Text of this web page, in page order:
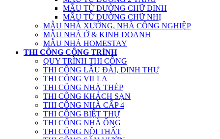
MẪU TỪ ĐƯỜNG CHỮ ĐINH
MẪU TỪ ĐƯỜNG CHỮ NHỊ
MẪU NHÀ XƯỞNG, NHÀ CÔNG NGHIỆP
MẪU NHÀ Ở & KINH DOANH
MẪU NHÀ HOMESTAY
THI CÔNG CÔNG TRÌNH
QUY TRÌNH THI CÔNG
THI CÔNG LÂU ĐÀI, DINH THỰ
THI CÔNG VILLA
THI CÔNG NHÀ THÉP
THI CÔNG KHÁCH SẠN
THI CÔNG NHÀ CẤP 4
THI CÔNG BIỆT THỰ
THI CÔNG NHÀ ỐNG
THI CÔNG NỘI THẤT